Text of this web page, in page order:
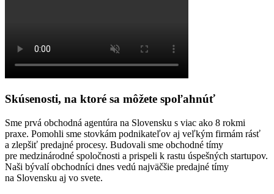
Skúsenosti, na ktoré sa môžete spoľahnúť
Sme prvá obchodná agentúra na Slovensku s viac ako 8 rokmi
praxe. Pomohli sme stovkám podnikateľov aj veľkým firmám rásť
a zlepšiť predajné procesy. Budovali sme obchodné tímy
pre medzinárodné spoločnosti a prispeli k rastu úspešných startupov.
Naši bývalí obchodníci dnes vedú najväčšie predajné tímy
na Slovensku aj vo svete.